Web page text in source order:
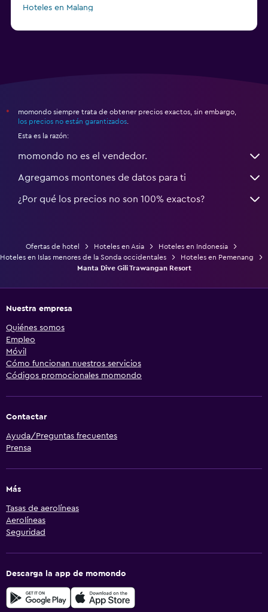
Hoteles en Malang
*
momondo siempre trata de obtener precios exactos, sin embargo,
los precios no están garantizados
Esta es la razón:
momondo no es el vendedor.
Agregamos montones de datos para ti
¿Por qué los precios no son 100% exactos?
Ofertas de hotel Hoteles en Asia
Hoteles en Indonesia
Hoteles en Islas menores de la Sonda occidentales
Hoteles en Pemenang
Manta Dive Gili Trawangan Resort
Nuestra empresa
Quiénes somos
Empleo
Móvil
Cómo funcionan nuestros servicios
Códigos promocionales momondo
Contactar
Ayuda/Preguntas frecuentes
Prensa
Más
Tasas de aerolíneas
Aerolíneas
Seguridad
Descarga la app de momondo